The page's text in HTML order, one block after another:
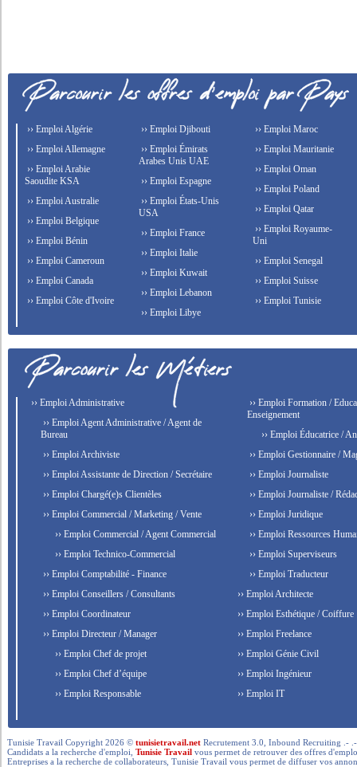
›› Emploi Algérie
›› Emploi Allemagne
›› Emploi Arabie
Saoudite KSA
›› Emploi Australie
›› Emploi Belgique
›› Emploi Bénin
›› Emploi Cameroun
›› Emploi Canada
›› Emploi Côte d'Ivoire
›› Emploi Djibouti
›› Emploi Émirats
Arabes Unis UAE
›› Emploi Espagne
›› Emploi États-Unis
USA
›› Emploi France
›› Emploi Italie
›› Emploi Kuwait
›› Emploi Lebanon
›› Emploi Libye
›› Emploi Maroc
›› Emploi Mauritanie
›› Emploi Oman
›› Emploi Poland
›› Emploi Qatar
›› Emploi Royaume-
Uni
›› Emploi Senegal
›› Emploi Suisse
›› Emploi Tunisie
›› Emploi Administrative
›› Emploi Agent Administrative / Agent de
Bureau
›› Emploi Archiviste
›› Emploi Assistante de Direction / Secrétaire
›› Emploi Chargé(e)s Clientèles
›› Emploi Commercial / Marketing / Vente
›› Emploi Commercial / Agent Commercial
›› Emploi Technico-Commercial
›› Emploi Comptabilité - Finance
›› Emploi Conseillers / Consultants
›› Emploi Coordinateur
›› Emploi Directeur / Manager
›› Emploi Chef de projet
›› Emploi Chef d’équipe
›› Emploi Responsable
›› Emploi Formation /
Enseignement
›› Emploi Éducatrice /
›› Emploi Gestionnaire /
›› Emploi Journaliste
›› Emploi Journaliste /
›› Emploi Juridique
›› Emploi Ressources
›› Emploi Superviseurs
›› Emploi Traducteur
›› Emploi Architecte
›› Emploi Esthétique / Coiffure
›› Emploi Freelance
›› Emploi Génie Civil
›› Emploi Ingénieur
›› Emploi IT
Tunisie Travail Copyright 2026 ©tunisietravail.net Recrutement 3.0, Inbound Recruiting .-
Candidats a la recherche d'emploi,Tunisie Travail vous permet de retrouver des offres
Entreprises a la recherche de collaborateurs, Tunisie Travail vous permet de diffuser vos